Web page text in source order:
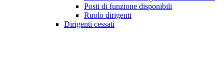
Posti di funzione disponibili
Ruolo dirigenti
Dirigenti cessati